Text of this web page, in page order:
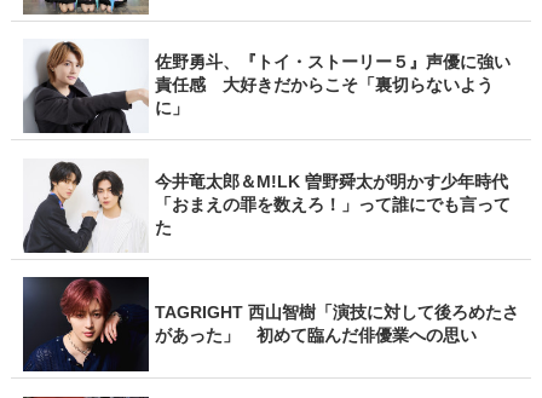
佐野勇斗、『トイ・ストーリー５』声優に強い
責任感 大好きだからこそ「裏切らないよう
に」
今井竜太郎＆M!LK 曽野舜太が明かす少年時代
「おまえの罪を数えろ！」って誰にでも言って
た
TAGRIGHT 西山智樹「演技に対して後ろめたさ
があった」 初めて臨んだ俳優業への思い